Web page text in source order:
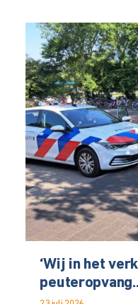
‘Wij in het